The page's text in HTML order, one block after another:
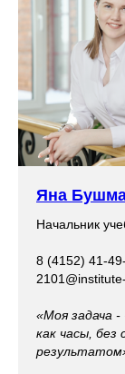
Яна
Начальник
8 (4152) 41-
«Моя задача
как часы, без